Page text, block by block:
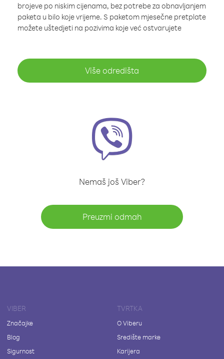
brojeve po niskim cijenama, bez potrebe za obnavljanjem
paketa u bilo koje vrijeme. S paketom mjesečne pretplate
možete uštedjeti na pozivima koje već ostvarujete
Više odredišta
Nemaš još Viber?
Preuzmi odmah
VIBER
Značajke
Blog
Sigurnost
TVRTKA
O Viberu
Središte marke
Karijera